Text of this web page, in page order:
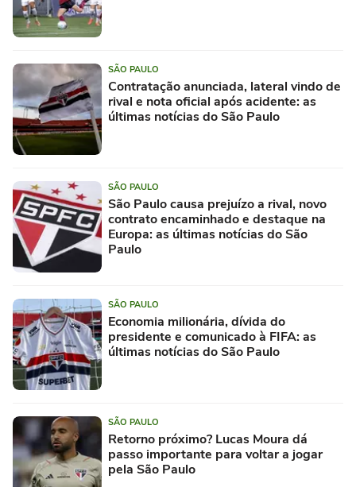
SÃO PAULO
Contratação anunciada, lateral vindo de
rival e nota oficial após acidente: as
últimas notícias do São Paulo
SÃO PAULO
São Paulo causa prejuízo a rival, novo
contrato encaminhado e destaque na
Europa: as últimas notícias do São
Paulo
SÃO PAULO
Economia milionária, dívida do
presidente e comunicado à FIFA: as
últimas notícias do São Paulo
SÃO PAULO
Retorno próximo? Lucas Moura dá
passo importante para voltar a jogar
pela São Paulo